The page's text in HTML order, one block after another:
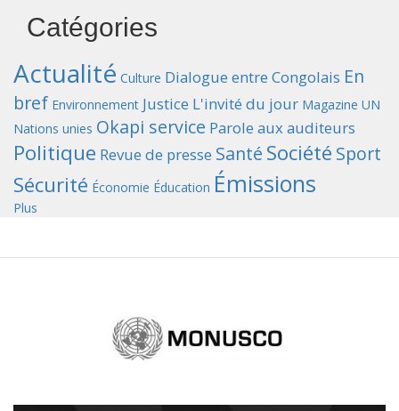
Catégories
Actualité Culture Dialogue entre Congolais En
bref Environnement Justice L'invité du jour Magazine UN
Nations unies Okapi service Parole aux auditeurs
Politique Revue de presse Santé Société Sport
Sécurité Économie Éducation Émissions
Plus